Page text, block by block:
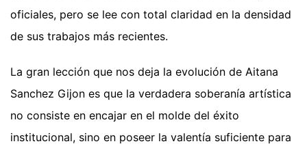
oficiales, pero se lee con total claridad en la densidad
de sus trabajos más recientes.
La gran lección que nos deja la evolución de Aitana
Sanchez Gijon es que la verdadera soberanía artística
no consiste en encajar en el molde del éxito
institucional, sino en poseer la valentía suficiente para